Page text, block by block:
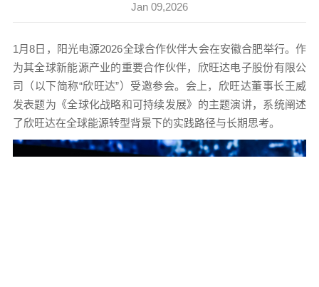
Jan 09,2026
1月8日，阳光电源2026全球合作伙伴大会在安徽合肥举行。作
为其全球新能源产业的重要合作伙伴，欣旺达电子股份有限公
司（以下简称“欣旺达”）受邀参会。会上，欣旺达董事长王威
发表题为《全球化战略和可持续发展》的主题演讲，系统阐述
了欣旺达在全球能源转型背景下的实践路径与长期思考。